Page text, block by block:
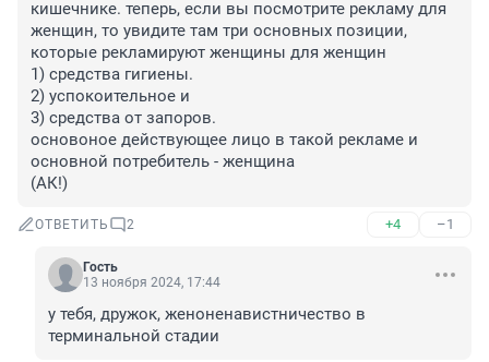
кишечнике. теперь, если вы посмотрите рекламу для
женщин, то увидите там три основных позиции,
которые рекламируют женщины для женщин
1) средства гигиены.
2) успокоительное и
3) средства от запоров.
основоное действующее лицо в такой рекламе и
основной потребитель - женщина
(АК!)
ОТВЕТИТЬ 2 +4 –1
Гость
13 ноября 2024, 17:44
у тебя, дружок, женоненавистничество в
терминальной стадии